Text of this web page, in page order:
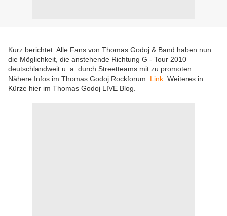
Kurz berichtet: Alle Fans von Thomas Godoj & Band haben nun
die Möglichkeit, die anstehende Richtung G - Tour 2010
deutschlandweit u. a. durch Streetteams mit zu promoten.
Nähere Infos im Thomas Godoj Rockforum: Link . Weiteres in
Kürze hier im Thomas Godoj LIVE Blog.